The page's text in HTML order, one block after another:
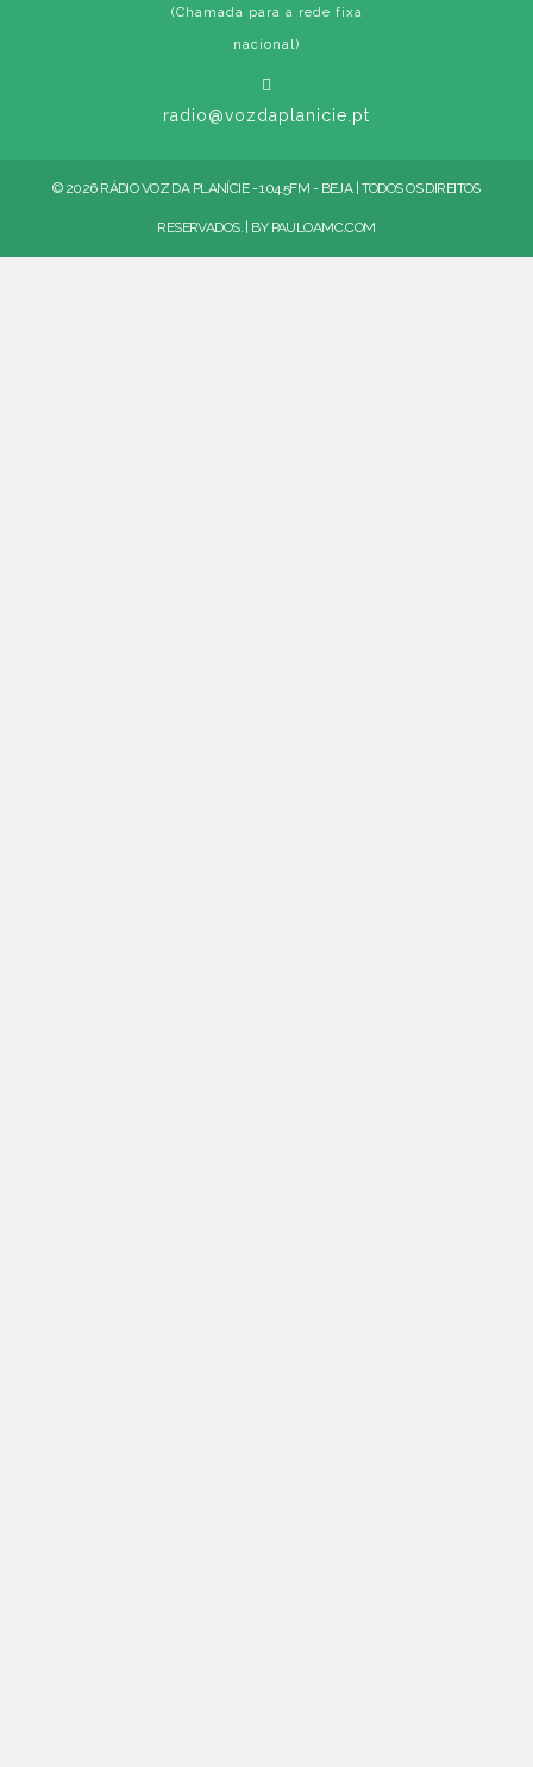
(Chamada para a rede fixa
nacional)
radio@vozdaplanicie.pt
© 2026 RÁDIO VOZ DA PLANÍCIE - 104.5FM - BEJA | TODOS OS DIREITOS
RESERVADOS. | BY PAULOAMC.COM